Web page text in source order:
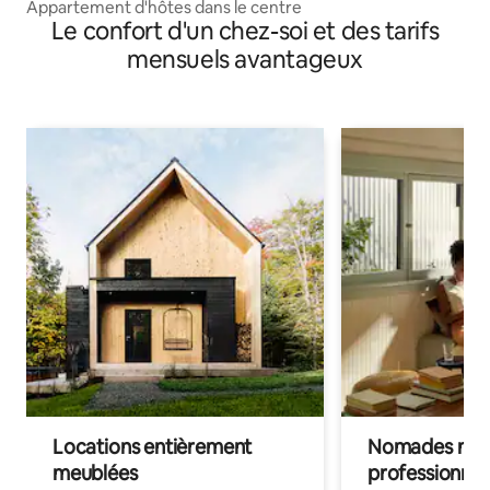
Appartement d'hôtes dans le centre
Le confort d'un chez-soi et des tarifs
mensuels avantageux
Locations entièrement
meublées
Nomades